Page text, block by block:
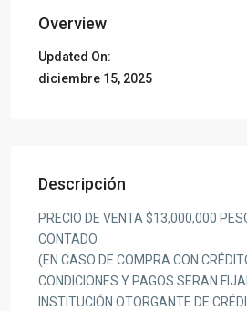
Overview
Updated On:
diciembre 15, 2025
Descripción
PRECIO DE VENTA $13,000,000
CONTADO
(EN CASO DE COMPRA CON
CONDICIONES Y PAGOS SERAN
INSTITUCIÓN OTORGANTE DE